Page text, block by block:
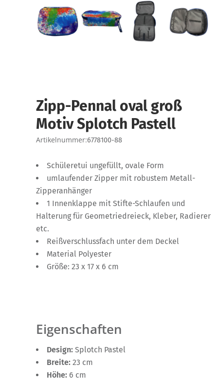
Zipp-Pennal oval groß
Motiv Splotch Pastell
Artikelnummer:6778100-88
Schüleretui ungefüllt, ovale Form
umlaufender Zipper mit robustem Metall-
Zipperanhänger
1 Innenklappe mit Stifte-Schlaufen und
Halterung für Geometriedreieck, Kleber, Radierer
etc.
Reißverschlussfach unter dem Deckel
Material Polyester
Größe: 23 x 17 x 6 cm
Eigenschaften
Design: Splotch Pastel
Breite: 23 cm
Höhe: 6 cm